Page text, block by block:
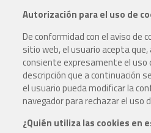
Autorización para el uso de
De conformidad con el aviso de
sitio web, el usuario acepta
consiente expresamente el uso
descripción que a continuación
el usuario pueda modificar la
navegador para rechazar el uso
¿Quién utiliza las cookies en